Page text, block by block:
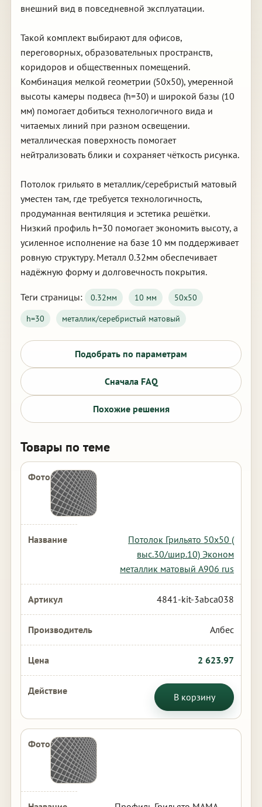
внешний вид в повседневной эксплуатации.
Такой комплект выбирают для офисов,
переговорных, образовательных пространств,
коридоров и общественных помещений.
Комбинация мелкой геометрии (50х50), умеренной
высоты камеры подвеса (h=30) и широкой базы (10
мм) помогает добиться технологичного вида и
читаемых линий при разном освещении.
металлическая поверхность помогает
нейтрализовать блики и сохраняет чёткость рисунка.
Потолок грильято в металлик/серебристый матовый
уместен там, где требуется технологичность,
продуманная вентиляция и эстетика решётки.
Низкий профиль h=30 помогает экономить высоту, а
усиленное исполнение на базе 10 мм поддерживает
ровную структуру. Металл 0.32мм обеспечивает
надёжную форму и долговечность покрытия.
Теги страницы: 0.32мм 10 мм
50х50
h=30
металлик/серебристый матовый
Подобрать по параметрам
Сначала FAQ
Похожие решения
Товары по теме
Потолок Грильято 50х50 (
выс.30/шир.10) Эконом
металлик матовый А906 rus
4841-kit-3abca038
Албес
2 623.97
В корзину